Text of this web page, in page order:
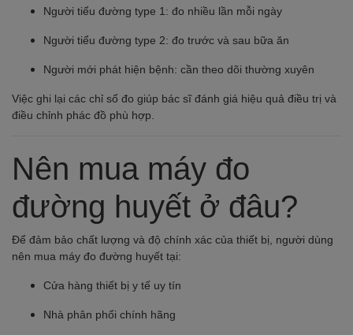
Người tiểu đường type 1: đo nhiều lần mỗi ngày
Người tiểu đường type 2: đo trước và sau bữa ăn
Người mới phát hiện bệnh: cần theo dõi thường xuyên
Việc ghi lại các chỉ số đo giúp bác sĩ đánh giá hiệu quả điều trị và
điều chỉnh phác đồ phù hợp.
Nên mua máy đo
đường huyết ở đâu?
Để đảm bảo chất lượng và độ chính xác của thiết bị, người dùng
nên mua máy đo đường huyết tại:
Cửa hàng thiết bị y tế uy tín
Nhà phân phối chính hãng